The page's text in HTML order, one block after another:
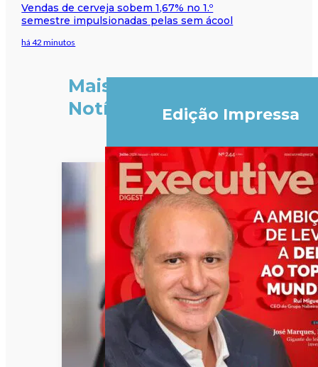
Vendas de cerveja sobem 1,67% no 1.º
semestre impulsionadas pelas sem ácool
há 42 minutos
Mais
Notícias
Edição Impressa